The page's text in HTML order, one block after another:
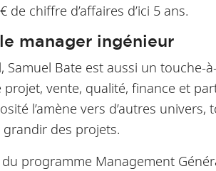
de chiffre d’affaires d’ici 5 ans.
manager ingénieur
Samuel Bate est aussi un
vente, qualité, finance et
l’amène vers d’autres
grandir des projets.
programme Management